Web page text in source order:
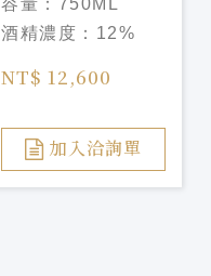
Pérignon X
Takashi
容量： 750ML
酒精濃度： 12%
NT$ 12,600
加入洽詢單